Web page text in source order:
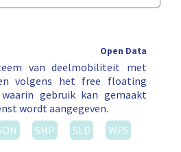
Open Data
van deelmobiliteit met
volgens het free floating
gebruik kan gemaakt
wordt aangegeven.
SHP SLD
WFS